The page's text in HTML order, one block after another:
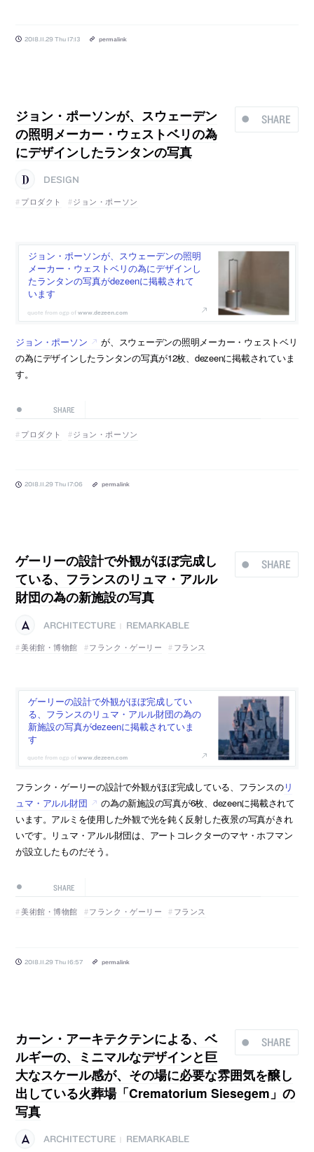
2018.11.29 Thu 17:13 permalink
SHARE
ジョン・ポーソンが、スウェーデン
の照明メーカー・ウェストベリの為
にデザインしたランタンの写真
DESIGN
プロダクト
ジョン・ポーソン
ジョン・ポーソンが、スウェーデンの照明
メーカー・ウェストベリの為にデザインし
たランタンの写真がdezeenに掲載されて
います
www.dezeen.com
ジョン・ポーソン
が、スウェーデンの照明メーカー・ウェストベリ
の為にデザインしたランタンの写真が12枚、dezeenに掲載されていま
す。
SHARE
プロダクト ジョン・ポーソン
2018.11.29 Thu 17:06 permalink
SHARE
ゲーリーの設計で外観がほぼ完成し
ている、フランスのリュマ・アルル
財団の為の新施設の写真
ARCHITECTURE
REMARKABLE
美術館・博物館
フランク・ゲーリー フランス
ゲーリーの設計で外観がほぼ完成してい
る、フランスのリュマ・アルル財団の為の
新施設の写真がdezeenに掲載されていま
す
www.dezeen.com
フランク・ゲーリーの設計で外観がほぼ完成している、フランスのリ
ュマ・アルル財団
の為の新施設の写真が6枚、dezeenに掲載されて
います。アルミを使用した外観で光を鈍く反射した夜景の写真がきれ
いです。リュマ・アルル財団は、アートコレクターのマヤ・ホフマン
が設立したものだそう。
SHARE
美術館・博物館 フランク・ゲーリー フランス
2018.11.29 Thu 16:57 permalink
SHARE
カーン・アーキテクテンによる、ベ
ルギーの、ミニマルなデザインと巨
大なスケール感が、その場に必要な雰囲気を醸し
出している火葬場「Crematorium Siesegem」の
写真
ARCHITECTURE
REMARKABLE